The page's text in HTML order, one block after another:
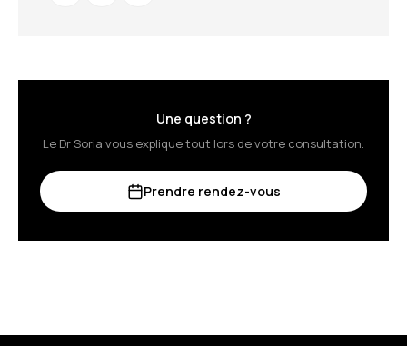
Une question ?
Le Dr Soria vous explique tout lors de votre consultation.
Prendre rendez-vous